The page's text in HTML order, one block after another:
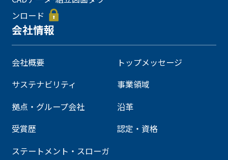
ンロード
会社情報
会社概要
トップメッセージ
サステナビリティ
事業領域
拠点・グループ会社
沿革
受賞歴
認定・資格
ステートメント・スローガ